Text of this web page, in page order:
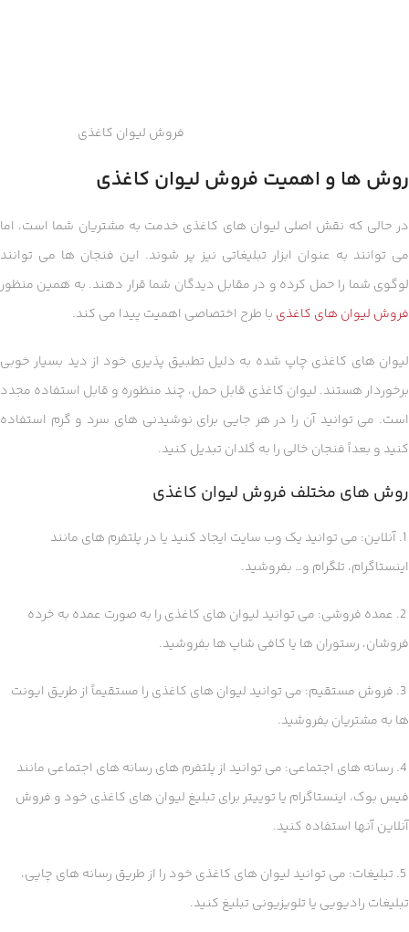
فروش لیوان کاغذی
روش ها و اهمیت فروش لیوان کاغذی
در حالی که نقش اصلی لیوان های کاغذی خدمت به مشتریان شما است، اما
می توانند به عنوان ابزار تبلیغاتی نیز پر شوند. این فنجان ها می توانند
لوگوی شما را حمل کرده و در مقابل دیدگان شما قرار دهند. به همین منظور
فروش لیوان های کاغذی با طرح اختصاصی اهمیت پیدا می کند.
لیوان های کاغذی چاپ شده به دلیل تطبیق پذیری خود از دید بسیار خوبی
برخوردار هستند. لیوان کاغذی قابل حمل، چند منظوره و قابل استفاده مجدد
است. می توانید آن را در هر جایی برای نوشیدنی های سرد و گرم استفاده
کنید و بعداً فنجان خالی را به گلدان تبدیل کنید.
روش های مختلف فروش لیوان کاغذی
1. آنلاین: می توانید یک وب سایت ایجاد کنید یا در پلتفرم های مانند
اینستاگرام، تلگرام و… بفروشید.
2. عمده فروشی: می توانید لیوان های کاغذی را به صورت عمده به خرده
فروشان، رستوران ها یا کافی شاپ ها بفروشید.
3. فروش مستقیم: می توانید لیوان های کاغذی را مستقیماً از طریق ایونت
ها به مشتریان بفروشید.
4. رسانه های اجتماعی: می توانید از پلتفرم های رسانه های اجتماعی مانند
فیس بوک، اینستاگرام یا توییتر برای تبلیغ لیوان های کاغذی خود و فروش
آنلاین آنها استفاده کنید.
5. تبلیغات: می توانید لیوان های کاغذی خود را از طریق رسانه های چاپی،
تبلیغات رادیویی یا تلویزیونی تبلیغ کنید.